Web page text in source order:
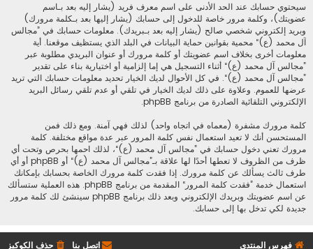
سيحتوي حسابك عند الحد الأدنى على اسم معرف فريد (يشار إليه بعد بـاسم
عضويتك)، وكلمة مرور خاصة للدخول إلى حسابك (يشار إليها بعد بـكلمة مرورك)
وبريد إلكتروني شخصي صالح (يشار إليه بعد بـبريدك). معلومات حسابك في ”مجالس
آل محمد (ع)“ محمية بقوانين حماية البيانات في البلد الذي يستظيف موقعنا. أية
معلومات أخرى بخلاف اسم عضويتك أو كلمة مرورك أو عنوان البريدي مطلوبة عبر
”مجالس آل محمد (ع)“ أثناء التسجيل هي إما إلزامية أو اختيارية بناء على تقدير
”مجالس آل محمد (ع)“. في كل الأحوال لديك الخيار تحديد معلومات حسابك التي تريد
عرضها للعموم. وعلاوة على ذلك لديك الخيار في تلقي أو عدم تلقي رسائل البريد
الإلكتروني التلقائية الصادرة من برنامج phpBB.
كلمة مرورك مشفرة (معماه في اتجاه واحد) لذلك فهي آمنة. ومع ذلك فمن
المستحسن أنك لا تعيد استعمال نفس كلمة المرور عبر عدة مواقع مختلفة. كلمة
مرورك تعني دخول حسابك في ”مجالس آل محمد (ع)“، لذلك احمها بحرص وتحت أي
ظرف من الظروف لا تعطها أحدًا لها علاقة بـ”مجالس آل محمد (ع)“ أو phpBB أو أي
طرف ثالث يسألك عن كلمة مرورك. إذا فقدت كلمة مرورك الخاصة بحسابك بإمكانك
استعمال خدمة ”فقدت كلمة المرور“ المقدمة من برنامج phpBB. هذه العملية ستسألك
عن اسم عضويتك وبريدك الإلكتروني وبعد ذلك برنامج phpBB سينشئ لك كلمة مرور
جديدة لكي تدخل بها إلى حسابك.
فهرس المنتدى حذف الكوكيز اتصل بنا